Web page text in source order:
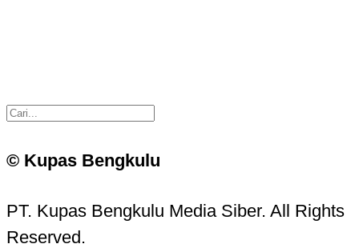
© Kupas Bengkulu
PT. Kupas Bengkulu Media Siber. All Rights
Reserved.